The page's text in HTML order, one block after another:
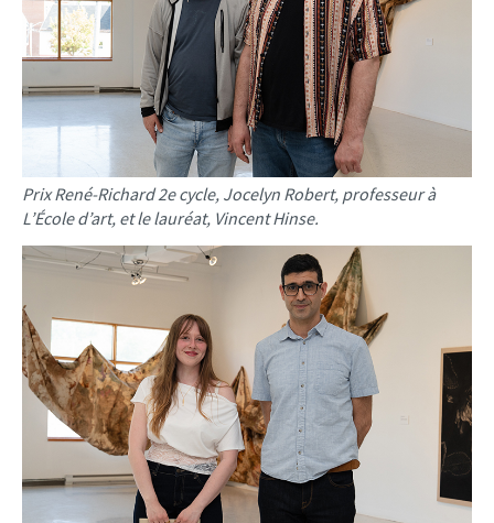
Prix René-Richard 2e cycle, Jocelyn Robert, professeur à
L’École d’art, et le lauréat, Vincent Hinse.